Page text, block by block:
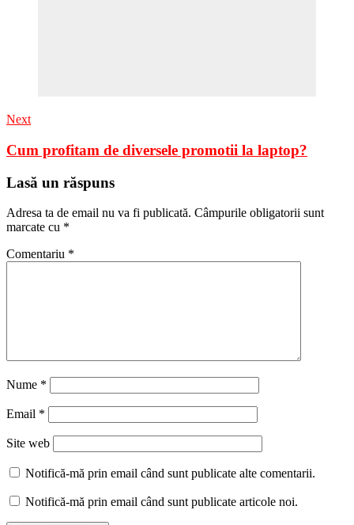
Next
Cum profitam de diversele promotii la laptop?
Lasă un răspuns
Adresa ta de email nu va fi publicată. Câmpurile obligatorii sunt
marcate cu *
Comentariu *
Nume *
Email *
Site web
Notifică-mă prin email când sunt publicate alte comentarii.
Notifică-mă prin email când sunt publicate articole noi.